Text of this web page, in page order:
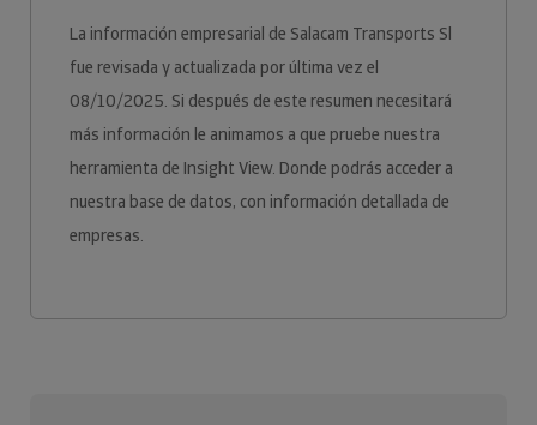
La información empresarial de Salacam Transports Sl
fue revisada y actualizada por última vez el
08/10/2025. Si después de este resumen necesitará
más información le animamos a que pruebe nuestra
herramienta de Insight View. Donde podrás acceder a
nuestra base de datos, con información detallada de
empresas.